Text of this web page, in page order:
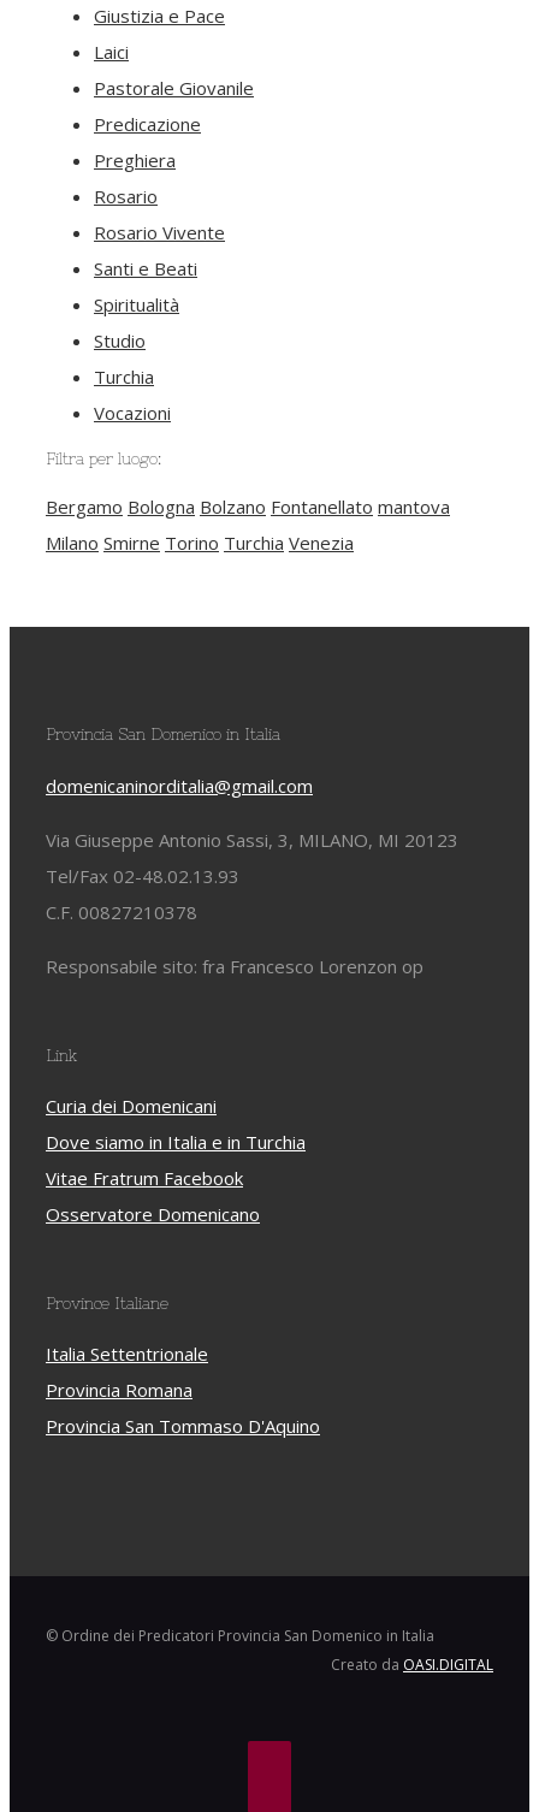
Giustizia e Pace
Laici
Pastorale Giovanile
Predicazione
Preghiera
Rosario
Rosario Vivente
Santi e Beati
Spiritualità
Studio
Turchia
Vocazioni
Filtra per luogo:
Bergamo Bologna Bolzano Fontanellato mantova
Milano Smirne Torino Turchia Venezia
Provincia San Domenico in Italia
domenicaninorditalia@gmail.com
Via Giuseppe Antonio Sassi, 3, MILANO, MI 20123
Tel/Fax 02-48.02.13.93
C.F. 00827210378
Responsabile sito: fra Francesco Lorenzon op
Link
Curia dei Domenicani
Dove siamo in Italia e in Turchia
Vitae Fratrum Facebook
Osservatore Domenicano
Province Italiane
Italia Settentrionale
Provincia Romana
Provincia San Tommaso D'Aquino
© Ordine dei Predicatori Provincia San Domenico in Italia
Creato da OASI.DIGITAL